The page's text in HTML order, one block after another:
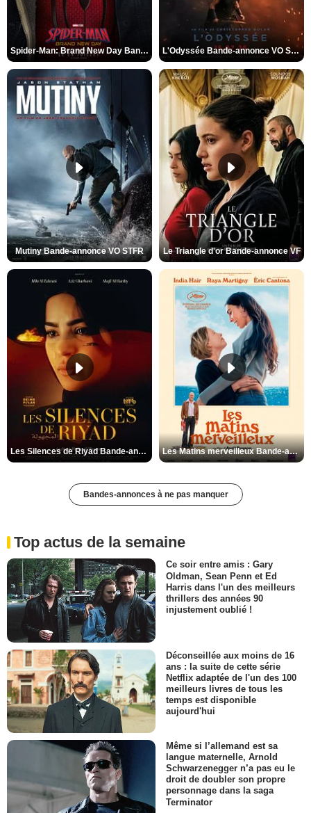
Spider-Man: Brand New Day Bande-annonce VO STFR L'Odyssée Bande-annonce VO STFR
Mutiny Bande-annonce VO STFR Le Triangle d'or Bande-annonce VF
Les Silences de Riyad Bande-annonce VO STFR Les Matins merveilleux Bande-annonce VF
Bandes-annonces à ne pas manquer
Top actus de la semaine
Ce soir entre amis : Gary
Oldman, Sean Penn et Ed
Harris dans l'un des meilleurs
thrillers des années 90
injustement oublié !
Déconseillée aux moins de 16
ans : la suite de cette série
Netflix adaptée de l'un des 100
meilleurs livres de tous les
temps est disponible
aujourd'hui
Même si l’allemand est sa
langue maternelle, Arnold
Schwarzenegger n’a pas eu le
droit de doubler son propre
personnage dans la saga
Terminator